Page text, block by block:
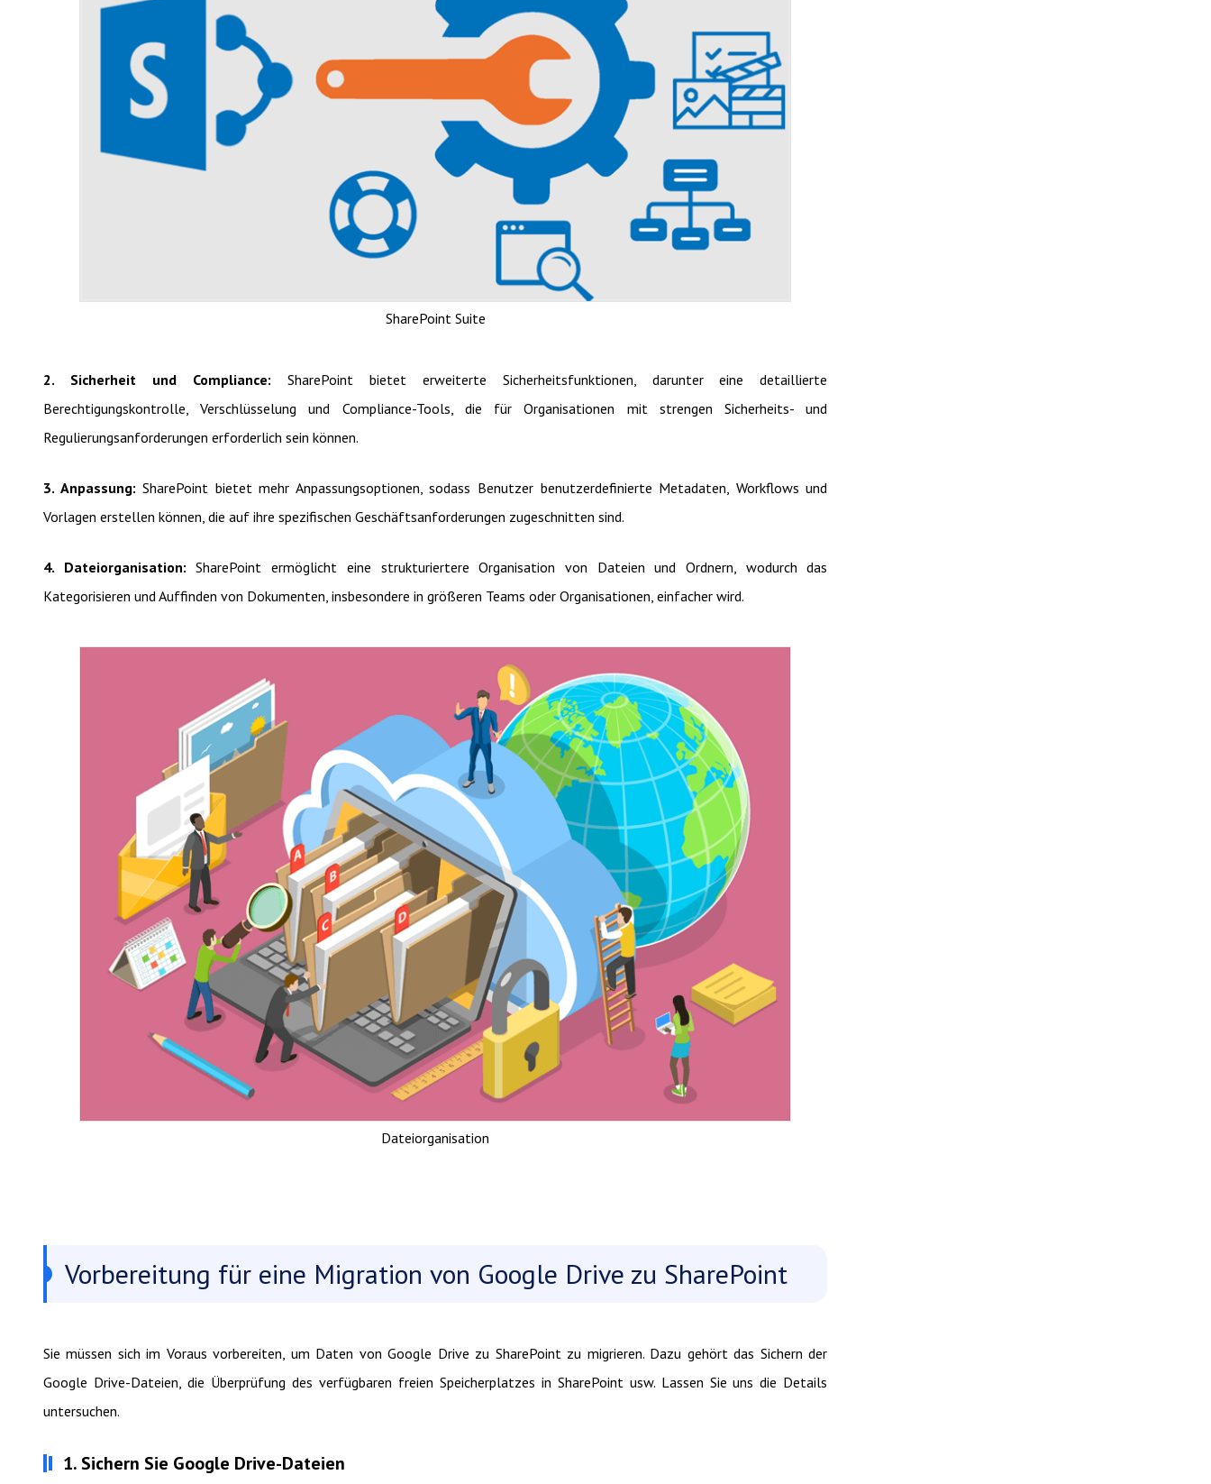
SharePoint Suite
2. Sicherheit und Compliance: SharePoint bietet erweiterte Sicherheitsfunktionen, darunter eine detaillierte
Berechtigungskontrolle, Verschlüsselung und Compliance-Tools, die für Organisationen mit strengen Sicherheits- und
Regulierungsanforderungen erforderlich sein können.
3. Anpassung:SharePoint bietet mehr Anpassungsoptionen, sodass Benutzer benutzerdefinierte Metadaten, Workflows und
Vorlagen erstellen können, die auf ihre spezifischen Geschäftsanforderungen zugeschnitten sind.
4. Dateiorganisation:SharePoint ermöglicht eine strukturiertere Organisation von Dateien und Ordnern, wodurch das
Kategorisieren und Auffinden von Dokumenten, insbesondere in größeren Teams oder Organisationen, einfacher wird.
Dateiorganisation
Vorbereitung für eine Migration von Google Drive zu SharePoint
Sie müssen sich im Voraus vorbereiten, um Daten von Google Drive zu SharePoint zu migrieren. Dazu gehört das Sichern der
Google Drive-Dateien, die Überprüfung des verfügbaren freien Speicherplatzes in SharePoint usw. Lassen Sie uns die Details
untersuchen.
1. Sichern Sie Google Drive-Dateien